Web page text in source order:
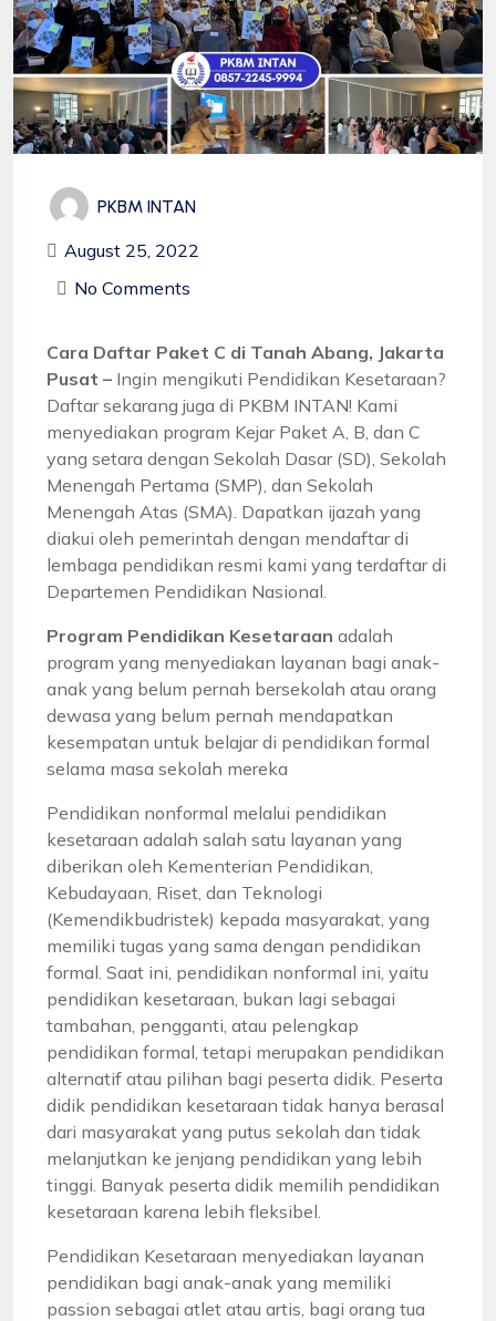
PKBM INTAN
August 25, 2022
No Comments
Cara Daftar Paket C di Tanah Abang, Jakarta
Pusat – Ingin mengikuti Pendidikan Kesetaraan?
Daftar sekarang juga di PKBM INTAN! Kami
menyediakan program Kejar Paket A, B, dan C
yang setara dengan Sekolah Dasar (SD), Sekolah
Menengah Pertama (SMP), dan Sekolah
Menengah Atas (SMA). Dapatkan ijazah yang
diakui oleh pemerintah dengan mendaftar di
lembaga pendidikan resmi kami yang terdaftar di
Departemen Pendidikan Nasional.
Program Pendidikan Kesetaraan adalah
program yang menyediakan layanan bagi anak-
anak yang belum pernah bersekolah atau orang
dewasa yang belum pernah mendapatkan
kesempatan untuk belajar di pendidikan formal
selama masa sekolah mereka
Pendidikan nonformal melalui pendidikan
kesetaraan adalah salah satu layanan yang
diberikan oleh Kementerian Pendidikan,
Kebudayaan, Riset, dan Teknologi
(Kemendikbudristek) kepada masyarakat, yang
memiliki tugas yang sama dengan pendidikan
formal. Saat ini, pendidikan nonformal ini, yaitu
pendidikan kesetaraan, bukan lagi sebagai
tambahan, pengganti, atau pelengkap
pendidikan formal, tetapi merupakan pendidikan
alternatif atau pilihan bagi peserta didik. Peserta
didik pendidikan kesetaraan tidak hanya berasal
dari masyarakat yang putus sekolah dan tidak
melanjutkan ke jenjang pendidikan yang lebih
tinggi. Banyak peserta didik memilih pendidikan
kesetaraan karena lebih fleksibel.
Pendidikan Kesetaraan menyediakan layanan
pendidikan bagi anak-anak yang memiliki
passion sebagai atlet atau artis, bagi orang tua